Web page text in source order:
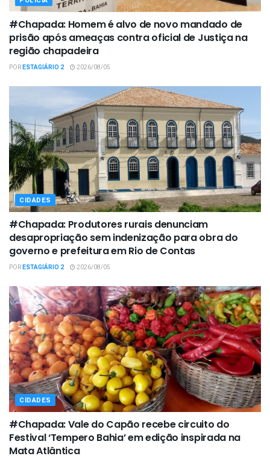
#Chapada: Homem é alvo de novo mandado de
prisão após ameaças contra oficial de Justiça na
região chapadeira
PORESTAGIÁRIO 2 2026/08/05
CIDADES
#Chapada: Produtores rurais denunciam
desapropriação sem indenização para obra do
governo e prefeitura em Rio de Contas
PORESTAGIÁRIO 2 2026/08/05
CIDADES
#Chapada: Vale do Capão recebe circuito do
Festival ‘Tempero Bahia’ em edição inspirada na
Mata Atlântica